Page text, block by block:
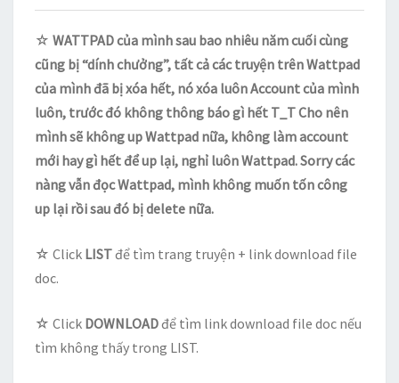
☆ WATTPAD của mình sau bao nhiêu năm cuối cùng
cũng bị “dính chưởng”, tất cả các truyện trên Wattpad
của mình đã bị xóa hết, nó xóa luôn Account của mình
luôn, trước đó không thông báo gì hết T_T Cho nên
mình sẽ không up Wattpad nữa, không làm account
mới hay gì hết để up lại, nghỉ luôn Wattpad. Sorry các
nàng vẫn đọc Wattpad, mình không muốn tốn công
up lại rồi sau đó bị delete nữa.
☆ Click LISTđể tìm trang truyện + link download file
doc.
☆ Click DOWNLOADđể tìm link download file doc nếu
tìm không thấy trong LIST.